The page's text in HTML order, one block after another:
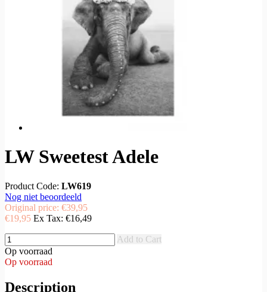
LW Sweetest Adele
Product Code: LW619
Nog niet beoordeeld
Original price: €39,95
€19,95 Ex Tax: €16,49
Add to Cart
Op voorraad
Op voorraad
Description